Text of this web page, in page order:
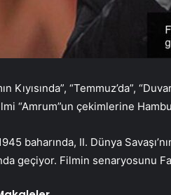
Kıyısında”, “Temmuz’da”,
“Amrum”un çekimlerine
baharında, II. Dünya
geçiyor. Filmin senaryosunu